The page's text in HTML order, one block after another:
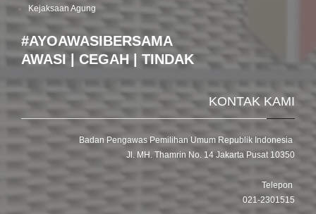
Kejaksaan Agung
#AYOAWASIBERSAMA
AWASI | CEGAH | TINDAK
KONTAK KAMI
Badan Pengawas Pemilihan Umum Republik Indonesia
Jl. MH. Thamrin No. 14 Jakarta Pusat 10350
Telepon
021-2301515